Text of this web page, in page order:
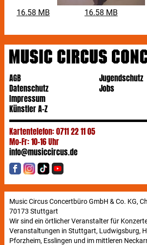
16.58 MB
16.58 MB
AGB
Datenschutz
Impressum
Jugendschutz
Jobs
Künstler A-Z
Kartentelefon: 0711 22 11 05
Mo-Fr: 10-16 Uhr
info@musiccircus.de
Music Circus Concertbüro GmbH & Co. KG,
70173 Stuttgart
Wir sind ein örtlicher Veranstalter für
Veranstaltungen in Stuttgart, Ludwigsburg,
Pforzheim, Esslingen und im mittleren